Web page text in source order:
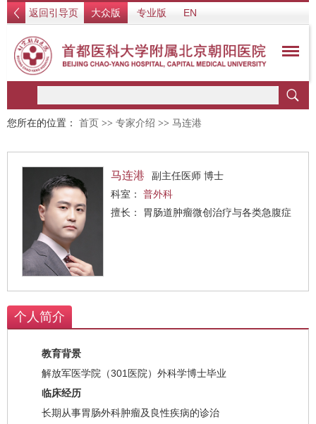
返回引导页 大众版 专业版 EN
您所在的位置： 首页 >> 专家介绍 >> 马连港
马连港
副主任医师 博士
科室： 普外科
擅长： 胃肠道肿瘤微创治疗与各类急腹症
个人简介
教育背景
解放军医学院（301医院）外科学博士毕业
临床经历
长期从事胃肠外科肿瘤及良性疾病的诊治